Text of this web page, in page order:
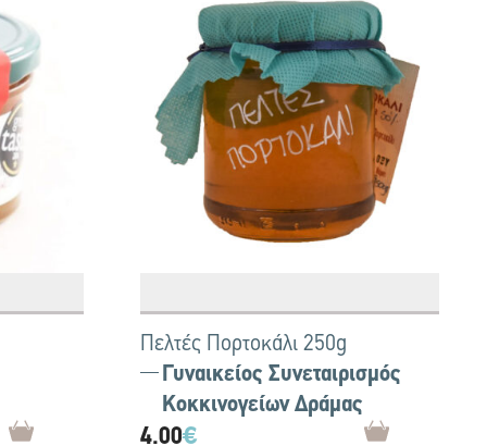
Πελτές Πορτοκάλι 250g
Γυναικείος Συνεταιρισμός
Κοκκινογείων Δράμας
4.00€